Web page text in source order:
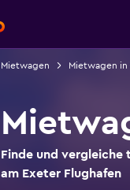
Mietwagen Mietwagen in
Finde und vergleiche
am Exeter Flughafen